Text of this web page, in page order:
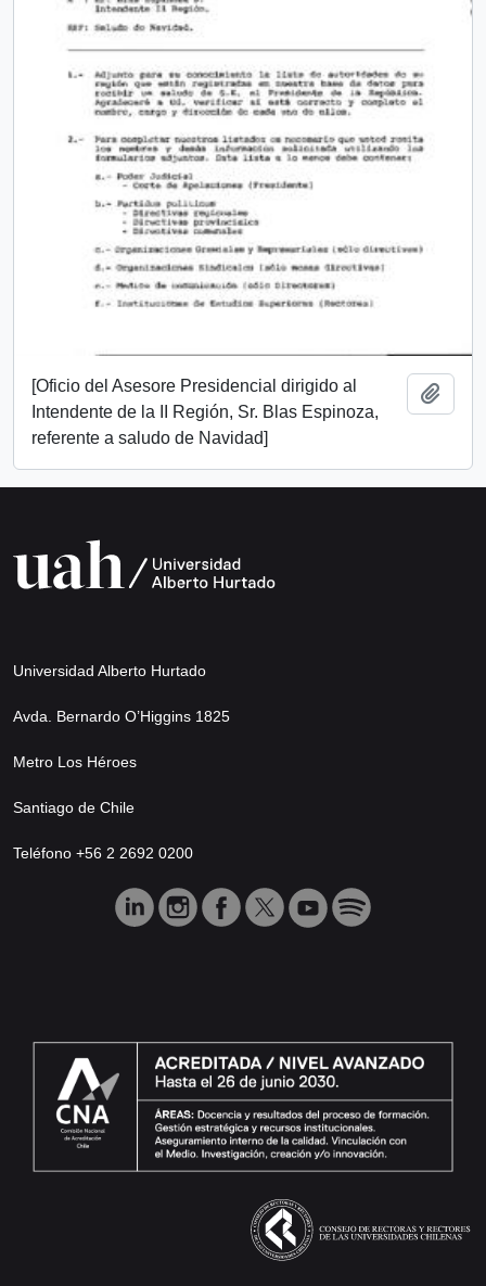
[Oficio del Asesore Presidencial dirigido al
Intendente de la II Región, Sr. Blas Espinoza,
referente a saludo de Navidad]
Universidad Alberto Hurtado
Avda. Bernardo O’Higgins 1825
Metro Los Héroes
Santiago de Chile
Teléfono +56 2 2692 0200